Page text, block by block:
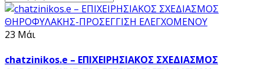
23 Μάι
chatzinikos.e – ΕΠΙΧΕΙΡΗΣΙΑΚΟΣ ΣΧΕΔΙΑΣΜΟΣ